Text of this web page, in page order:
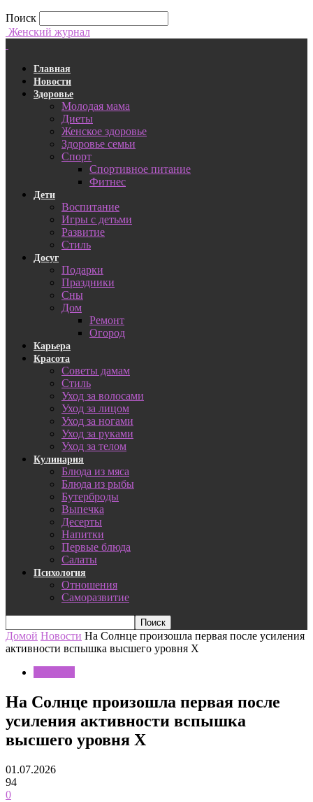
Поиск
Женский журнал
Главная
Новости
Здоровье
Молодая мама
Диеты
Женское здоровье
Здоровье семьи
Спорт
Спортивное питание
Фитнес
Дети
Воспитание
Игры с детьми
Развитие
Стиль
Досуг
Подарки
Праздники
Сны
Дом
Ремонт
Огород
Карьера
Красота
Советы дамам
Стиль
Уход за волосами
Уход за лицом
Уход за ногами
Уход за руками
Уход за телом
Кулинария
Блюда из мяса
Блюда из рыбы
Бутерброды
Выпечка
Десерты
Напитки
Первые блюда
Салаты
Психология
Отношения
Саморазвитие
Домой Новости На Солнце произошла первая после усиления
активности вспышка высшего уровня X
На Солнце произошла первая после
усиления активности вспышка
высшего уровня X
01.07.2026
94
0